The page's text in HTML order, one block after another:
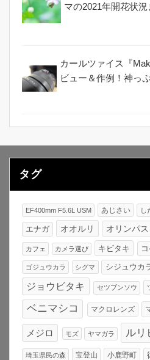
マの2021年開花状況
カールツァイス『
ビュー＆作例！神っ
タグ
EF400mm F5.6L USM あじさい し
エナガ オオルリ オリンパス
カフェ カメラ選び キビタキ
ゴジュウカラ シグマ シジュウカ
ジョウビタキ セツブンソウ
ベニマシコ マクロレンズ
メジロ モズ ヤマガラ ルリ
埼玉県民の森 宝登山 小鹿野町